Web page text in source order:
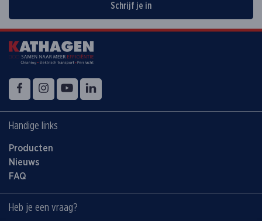
Schrijf je in
Volg ons op
FacebookInstagramYouTube
Handige links
Producten
Nieuws
FAQ
Heb je een vraag?